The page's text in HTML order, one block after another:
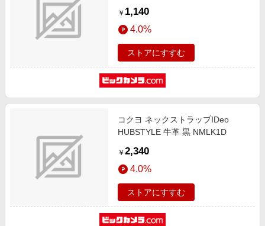
￥ 1,140
4.0%
ストアにすすむ
コクヨ ネックストラップIDeo
HUBSTYLE 牛革 黒 NMLK1D
￥ 2,340
4.0%
ストアにすすむ